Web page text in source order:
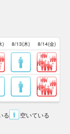
) 8/13(木) 8/14(金)
る
空いている